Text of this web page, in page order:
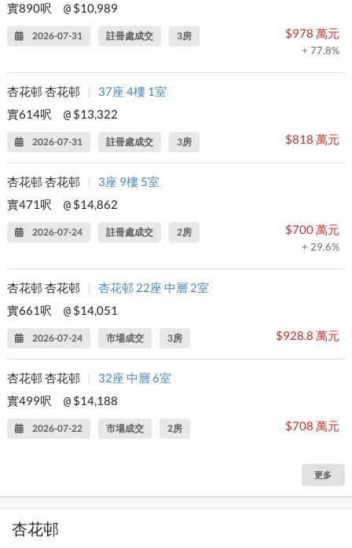
實890呎
@ $10,989
2026-07-31 註冊處成交 3房 $978 萬元
+ 77.8%
杏花邨 杏花邨 |
37座 4樓 1室
實614呎
@ $13,322
2026-07-31 註冊處成交 3房 $818 萬元
杏花邨 杏花邨 |
3座 9樓 5室
實471呎
@ $14,862
2026-07-24 註冊處成交 2房 $700 萬元
+ 29.6%
杏花邨 杏花邨 |
杏花邨 22座 中層 2室
實661呎
@ $14,051
2026-07-24 市場成交 3房 $928.8 萬元
杏花邨 杏花邨 |
32座 中層 6室
實499呎
@ $14,188
2026-07-22 市場成交 2房 $708 萬元
更多
杏花邨